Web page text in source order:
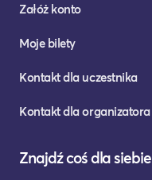
Załóż konto
Moje bilety
Kontakt dla uczestnika
Kontakt dla organizatora
Znajdź coś dla siebie